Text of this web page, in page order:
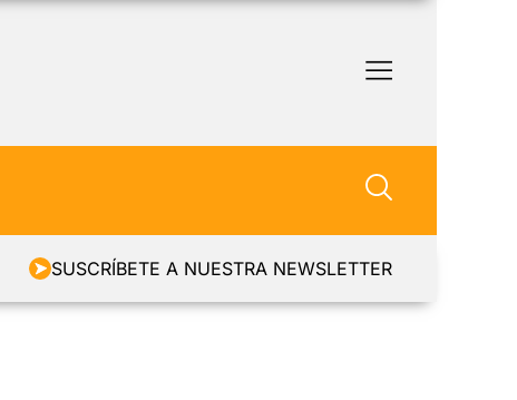
SUSCRÍBETE A NUESTRA NEWSLETTER